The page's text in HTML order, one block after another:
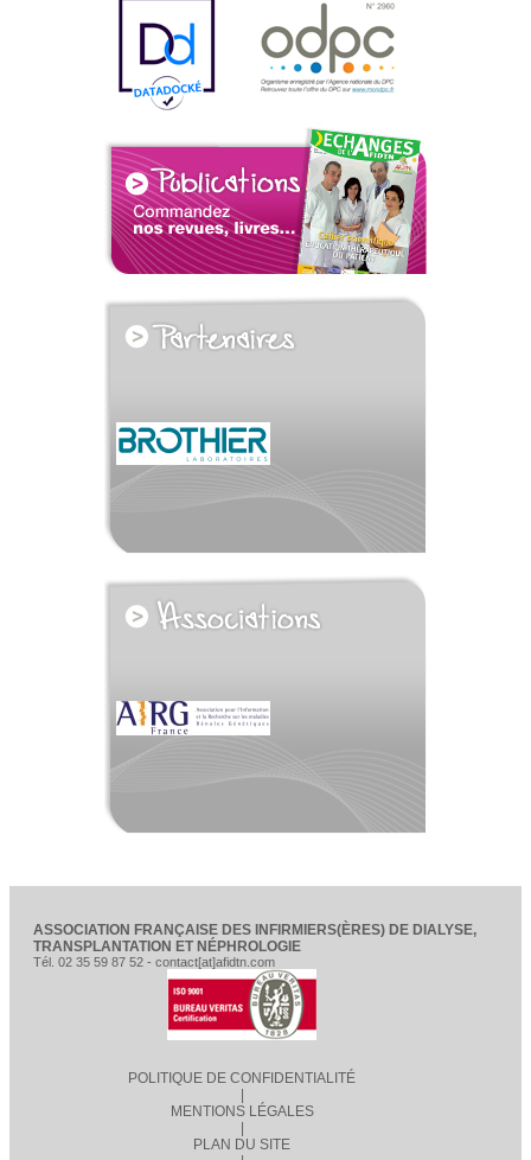
voir tous les partenaires
ASSOCIATION FRANÇAISE DES INFIRMIERS(ÈRES) DE DIALYSE,
TRANSPLANTATION ET NÉPHROLOGIE
Tél. 02 35 59 87 52 - contact[at]afidtn.com
POLITIQUE DE CONFIDENTIALITÉ
MENTIONS LÉGALES
PLAN DU SITE